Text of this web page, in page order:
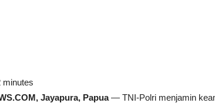
minutes
Jayapura, Papua— TNI-Polri menjamin